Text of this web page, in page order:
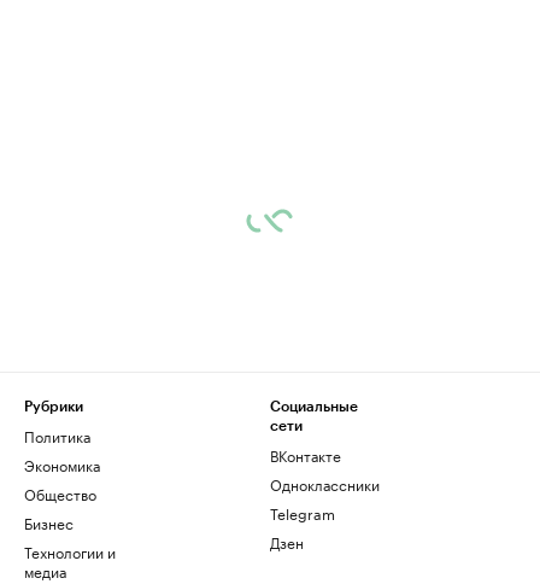
Рубрики
Политика
Экономика
Общество
Бизнес
Технологии и
медиа
Социальные
сети
ВКонтакте
Одноклассники
Telegram
Дзен